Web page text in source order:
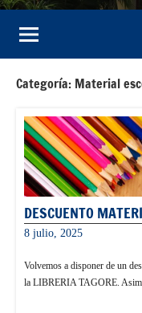
Categoría: Material
DESCUENTO
8 julio, 2025
informacion
Volvemos a disponer de un
la LIBRERIA TAGORE.